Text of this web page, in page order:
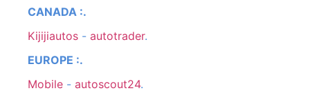
CANADA :.
kijijiautos - autotrader.
EUROPE :.
mobile - autoscout24.